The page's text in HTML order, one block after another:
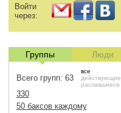
Войти
через:
Группы Люди
Всего групп: 63
все
действующие
распавшиеся
330
50 баксов каждому